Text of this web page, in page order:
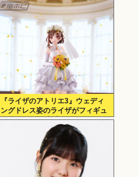
『ライザのアトリエ3』ウェディ
ングドレス姿のライザがフィギュ
ア化キタ───(ﾟ∀ﾟ)───!!!!!